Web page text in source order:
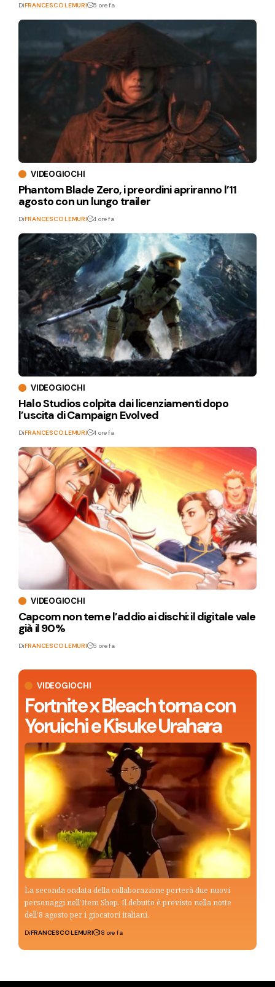
VIDEOGIOCHI
Fortnite x Bleach torna con
Yoruichi e Kisuke Urahara
La seconda ondata della collaborazione porterà due nuovi
personaggi nell’Item Shop. Il debutto è previsto nella notte
dell’8 agosto per i giocatori italiani.
DiFRANCESCO LEMURI 18 ore fa
DiFRANCESCO LEMURI 5 ore fa
VIDEOGIOCHI
Phantom Blade Zero, i preordini apriranno l’11
agosto con un lungo trailer
DiFRANCESCO LEMURI 4 ore fa
VIDEOGIOCHI
Halo Studios colpita dai licenziamenti dopo
l’uscita di Campaign Evolved
DiFRANCESCO LEMURI 4 ore fa
VIDEOGIOCHI
Capcom non teme l’addio ai dischi: il digitale vale
già il 90%
DiFRANCESCO LEMURI 5 ore fa